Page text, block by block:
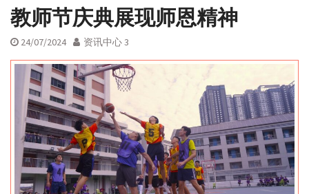
教师节庆典展现师恩精神
24/07/2024 资讯中心 3